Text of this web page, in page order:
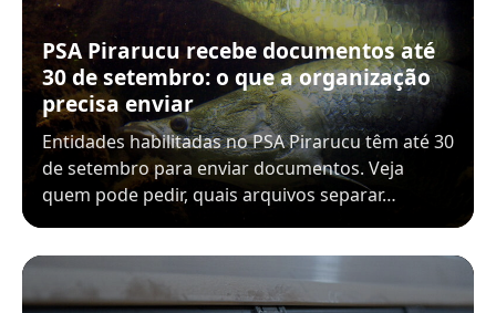
PSA Pirarucu recebe documentos até
30 de setembro: o que a organização
precisa enviar
Entidades habilitadas no PSA Pirarucu têm até 30
de setembro para enviar documentos. Veja
quem pode pedir, quais arquivos separar…